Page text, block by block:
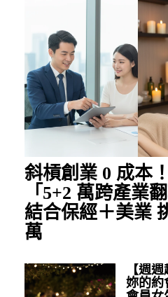
斜槓創業 0 成本
「5+2 萬跨產業
結合保經＋美業
萬
【週
妳的約